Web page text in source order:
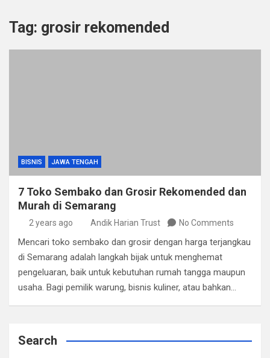
Tag: grosir rekomended
BISNIS JAWA TENGAH
7 Toko Sembako dan Grosir Rekomended dan
Murah di Semarang
2 years ago Andik Harian Trust No Comments
Mencari toko sembako dan grosir dengan harga terjangkau
di Semarang adalah langkah bijak untuk menghemat
pengeluaran, baik untuk kebutuhan rumah tangga maupun
usaha. Bagi pemilik warung, bisnis kuliner, atau bahkan…
Search